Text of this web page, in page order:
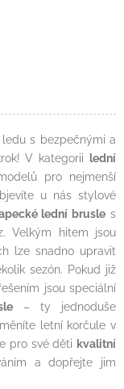
prvky výpisu
s bezpečnými a
V kategorii
lední
pro nejmenší
u nás stylové
lední brusle s
Velkým hitem jsou
lze snadno upravit
sezón. Pokud již
jsou speciální
– ty jednoduše
letní korčule v
pro své děti kvalitní
a dopřejte jim